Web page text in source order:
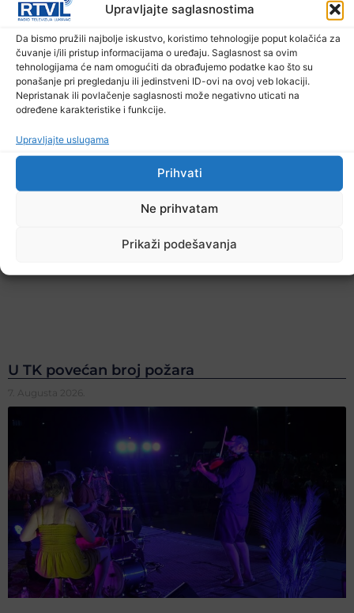
Upravljajte saglasnostima
Da bismo pružili najbolje iskustvo, koristimo tehnologije poput kolačića za
čuvanje i/ili pristup informacijama o uređaju. Saglasnost sa ovim
tehnologijama će nam omogućiti da obrađujemo podatke kao što su
ponašanje pri pregledanju ili jedinstveni ID-ovi na ovoj veb lokaciji.
Nepristanak ili povlačenje saglasnosti može negativno uticati na
određene karakteristike i funkcije.
Upravljajte uslugama
Prihvati
Ne prihvatam
Prikaži podešavanja
U TK povećan broj požara
7. Augusta 2026.